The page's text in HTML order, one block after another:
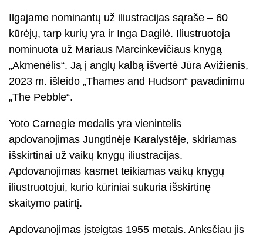
Ilgajame nominantų už iliustracijas sąraše – 60
kūrėjų, tarp kurių yra ir Inga Dagilė. Iliustruotoja
nominuota už Mariaus Marcinkevičiaus knygą
„Akmenėlis“. Ją į anglų kalbą išvertė Jūra Avižienis,
2023 m. išleido „Thames and Hudson“ pavadinimu
„The Pebble“.
Yoto Carnegie medalis yra vienintelis
apdovanojimas Jungtinėje Karalystėje, skiriamas
išskirtinai už vaikų knygų iliustracijas.
Apdovanojimas kasmet teikiamas vaikų knygų
iliustruotojui, kurio kūriniai sukuria išskirtinę
skaitymo patirtį.
Apdovanojimas įsteigtas 1955 metais. Anksčiau jis